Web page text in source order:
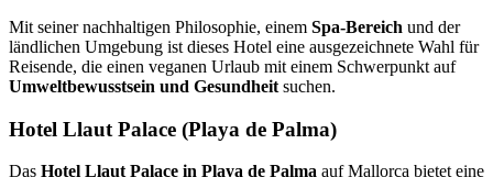
Mit seiner nachhaltigen Philosophie, einem Spa-Bereich und der
ländlichen Umgebung ist dieses Hotel eine ausgezeichnete Wahl für
Reisende, die einen veganen Urlaub mit einem Schwerpunkt auf
Umweltbewusstsein und Gesundheit suchen.
Hotel Llaut Palace (Playa de Palma)
Das Hotel Llaut Palace in Playa de Palma auf Mallorca bietet eine